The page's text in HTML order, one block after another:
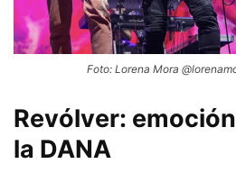
Foto: Lorena Mora
Revólver:
la DANA